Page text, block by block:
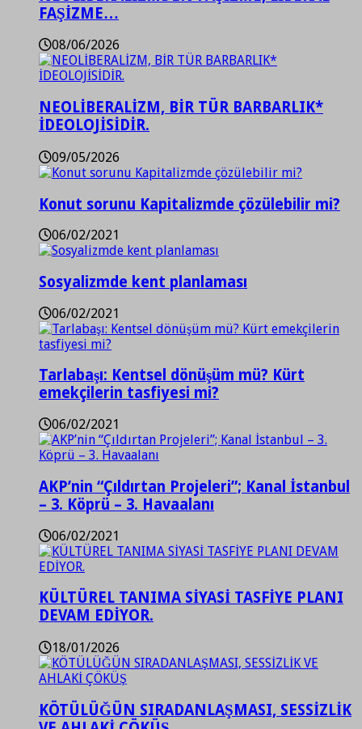
FAŞİZME…
08/06/2026
NEOLİBERALİZM, BİR TÜR BARBARLIK*
İDEOLOJİSİDİR.
09/05/2026
Konut sorunu Kapitalizmde çözülebilir mi?
06/02/2021
Sosyalizmde kent planlaması
06/02/2021
Tarlabaşı: Kentsel dönüşüm mü? Kürt
emekçilerin tasfiyesi mi?
06/02/2021
AKP’nin “Çıldırtan Projeleri”; Kanal İstanbul
– 3. Köprü – 3. Havaalanı
06/02/2021
KÜLTÜREL TANIMA SİYASİ TASFİYE PLANI
DEVAM EDİYOR.
18/01/2026
KÖTÜLÜĞÜN SIRADANLAŞMASI, SESSİZLİK